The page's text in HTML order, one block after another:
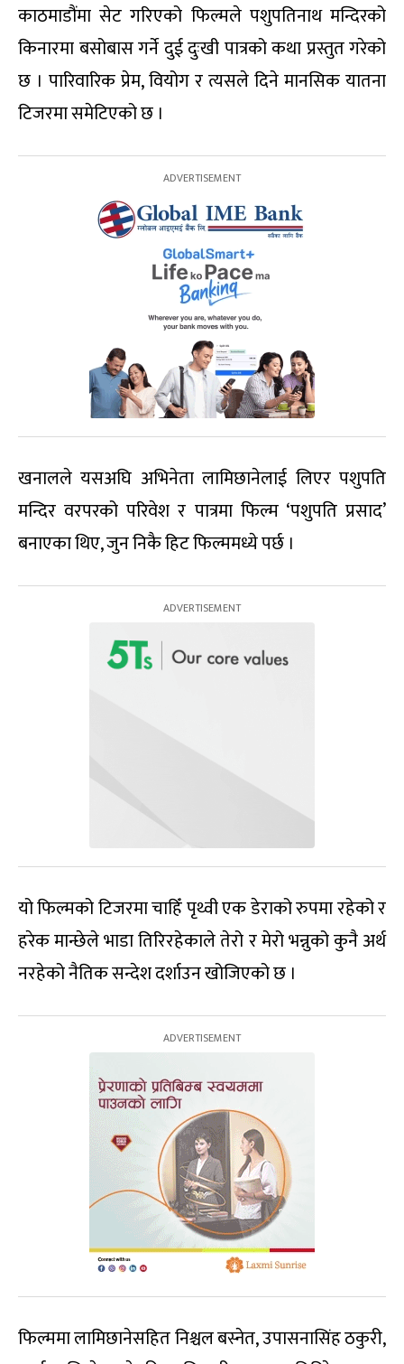
काठमाडौंमा सेट गरिएको फिल्मले पशुपतिनाथ मन्दिरको
किनारमा बसोबास गर्ने दुई दुःखी पात्रको कथा प्रस्तुत गरेको
छ । पारिवारिक प्रेम, वियोग र त्यसले दिने मानसिक यातना
टिजरमा समेटिएको छ ।
खनालले यसअघि अभिनेता लामिछानेलाई लिएर पशुपति
मन्दिर वरपरको परिवेश र पात्रमा फिल्म ‘पशुपति प्रसाद’
बनाएका थिए, जुन निकै हिट फिल्ममध्ये पर्छ ।
यो फिल्मको टिजरमा चाहिँ पृथ्वी एक डेराको रुपमा रहेको र
हरेक मान्छेले भाडा तिरिरहेकाले तेरो र मेरो भन्नुको कुनै अर्थ
नरहेको नैतिक सन्देश दर्शाउन खोजिएको छ ।
फिल्ममा लामिछानेसहित निश्चल बस्नेत, उपासनासिंह ठकुरी,